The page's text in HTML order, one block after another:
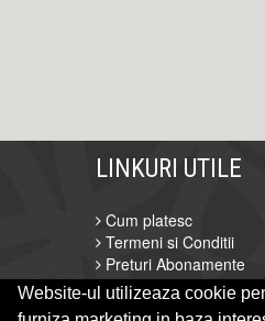
Website-ul utilizeaza cookie
LINKURI UTILE
Cum platesc
Termeni si Conditii
Preturi Abonamente
Sustine Centru
© 2014-2026 Powered